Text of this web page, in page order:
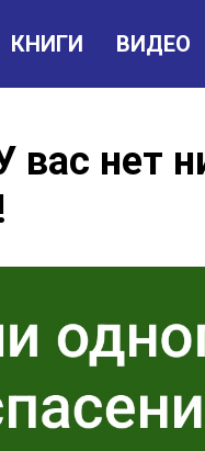
КНИГИ ВИДЕО
вас нет